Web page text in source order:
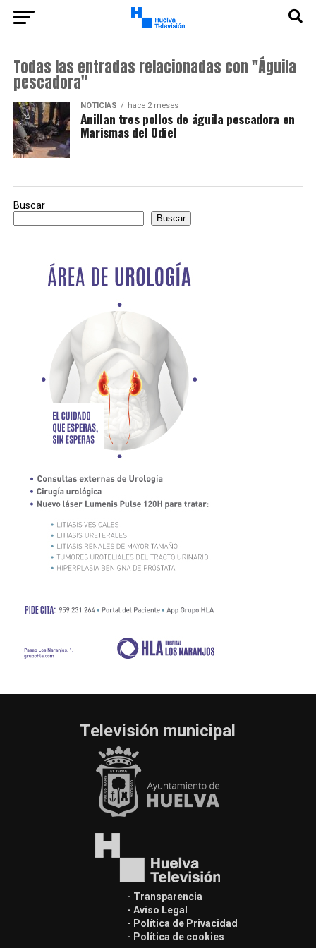
Todas las entradas relacionadas con "Águila
pescadora"
NOTICIAS hace 2 meses
Anillan tres pollos de águila pescadora en
Marismas del Odiel
Buscar
Buscar
Televisión municipal
- Transparencia
- Aviso Legal
- Política de Privacidad
- Política de cookies